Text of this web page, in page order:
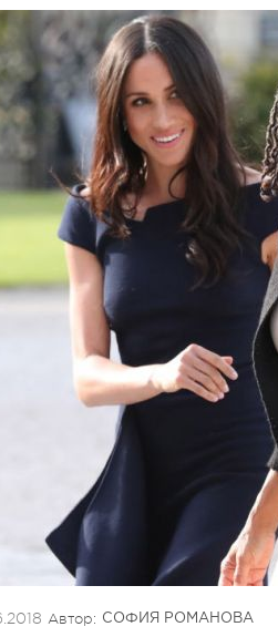
Автор: СОФИЯ РОМАНОВА